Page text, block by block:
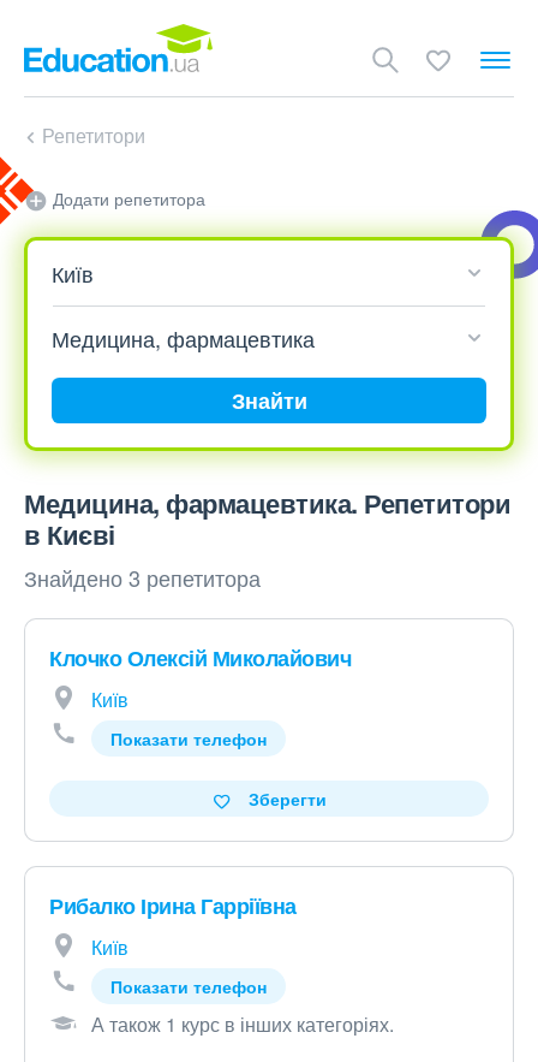
Репетитори
Додати репетитора
Знайти
Медицина, фармацевтика. Репетитори
в Києві
Знайдено 3 репетитора
Клочко Олексій Миколайович
Київ
Показати телефон
Зберегти
Рибалко Ірина Гарріївна
Київ
Показати телефон
А також 1 курс в інших категоріях.